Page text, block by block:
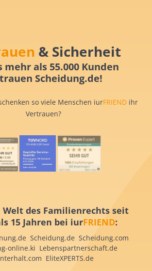
& Sicherheit
mehr als 55.000 Kunden
Scheidung.de!
so viele Menschen iurFRIEND ihr
Vertrauen?
Welt des Familienrechts seit
15 Jahren bei iurFRIEND:
Scheidung.de Scheidung.com
online.ki Lebenspartnerschaft.de
EliteXPERTS.de